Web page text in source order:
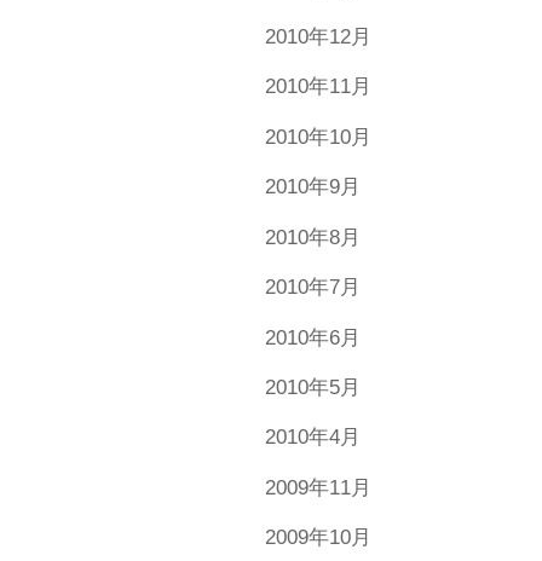
2010年12月
2010年11月
2010年10月
2010年9月
2010年8月
2010年7月
2010年6月
2010年5月
2010年4月
2009年11月
2009年10月